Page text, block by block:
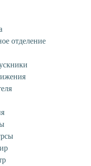
отделение